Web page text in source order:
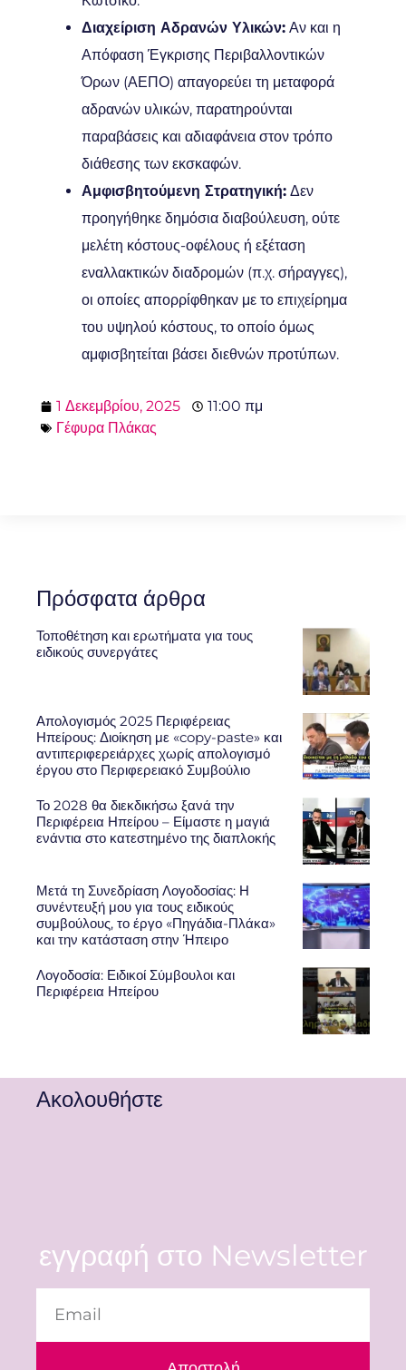
Διαχείριση Αδρανών Υλικών: Αν και η
Απόφαση Έγκρισης Περιβαλλοντικών
Όρων (ΑΕΠΟ) απαγορεύει τη μεταφορά
αδρανών υλικών, παρατηρούνται
παραβάσεις και αδιαφάνεια στον τρόπο
διάθεσης των εκσκαφών.
Αμφισβητούμενη Στρατηγική: Δεν
προηγήθηκε δημόσια διαβούλευση, ούτε
μελέτη κόστους-οφέλους ή εξέταση
εναλλακτικών διαδρομών (π.χ. σήραγγες),
οι οποίες απορρίφθηκαν με το επιχείρημα
του υψηλού κόστους, το οποίο όμως
αμφισβητείται βάσει διεθνών προτύπων.
1 Δεκεμβρίου, 2025
11:00 πμ
Γέφυρα Πλάκας
Πρόσφατα άρθρα
Τοποθέτηση και ερωτήματα για τους
ειδικούς συνεργάτες
Απολογισμός 2025 Περιφέρειας
Ηπείρους: Διοίκηση με «copy-paste» και
αντιπεριφερειάρχες χωρίς απολογισμό
έργου στο Περιφερειακό Συμβούλιο
Το 2028 θα διεκδικήσω ξανά την
Περιφέρεια Ηπείρου – Είμαστε η μαγιά
ενάντια στο κατεστημένο της διαπλοκής
Μετά τη Συνεδρίαση Λογοδοσίας: Η
συνέντευξή μου για τους ειδικούς
συμβούλους, το έργο «Πηγάδια-Πλάκα»
και την κατάσταση στην Ήπειρο
Λογοδοσία: Ειδικοί Σύμβουλοι και
Περιφέρεια Ηπείρου
Ακολουθήστε
εγγραφή στο Newsletter